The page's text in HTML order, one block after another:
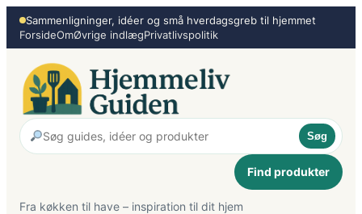
Spring
Sammenligninger, idéer og små hverdagsgreb til hjemmet
ForsideOmØvrige indlægPrivatlivspolitik
Søg
Find produkter
Fra køkken til have – inspiration til dit hjem